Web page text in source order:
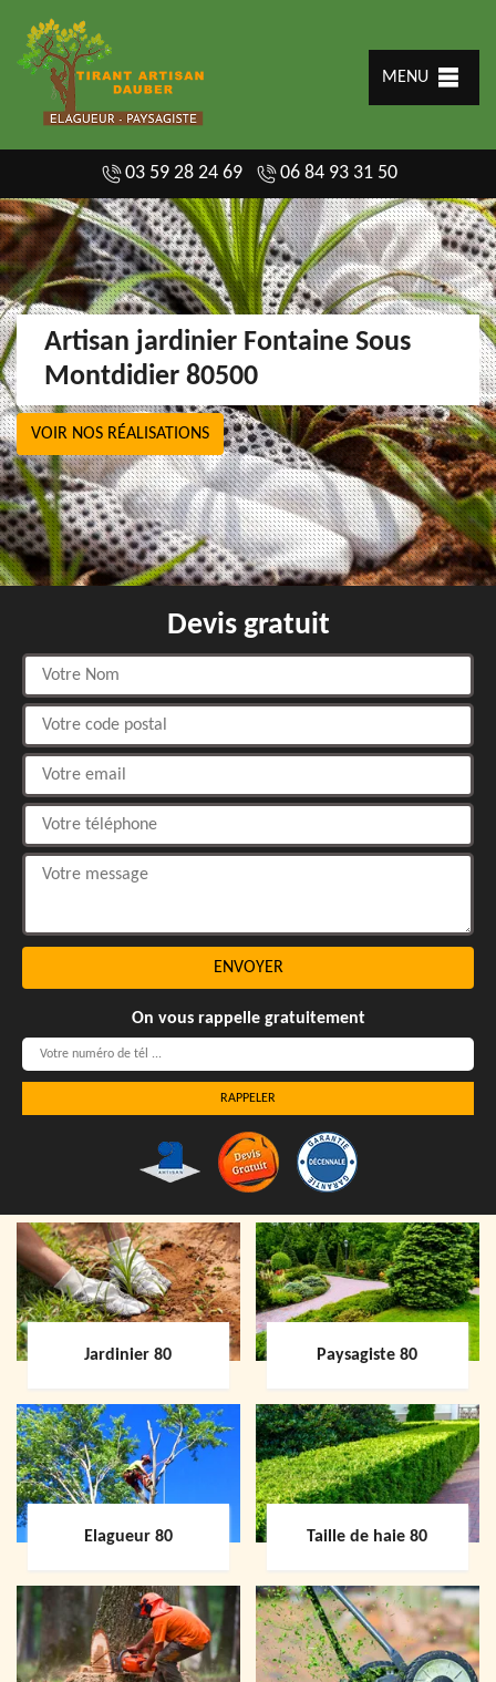
MENU
03 59 28 24 69 06 84 93 31 50
Artisan jardinier Fontaine Sous
Montdidier 80500
VOIR NOS RÉALISATIONS
Devis gratuit
On vous rappelle gratuitement
Jardinier 80 Paysagiste 80
Elagueur 80 Taille de haie 80